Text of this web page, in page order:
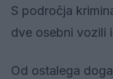
S področja
dve osebni vozili
Od ostalega